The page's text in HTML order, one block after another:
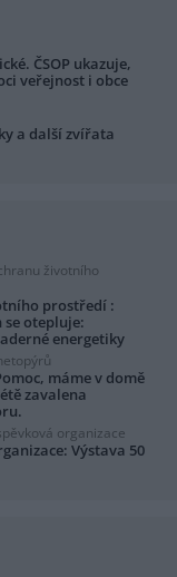
ČSOP ukazuje,
veřejnost i obce
a další zvířata
životního
prostředí :
se otepluje:
energetiky
máme v domě
zavalena
organizace
Výstava 50